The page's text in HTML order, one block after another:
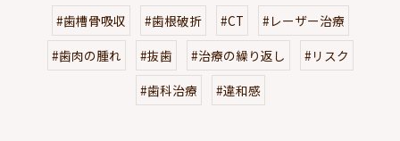
#歯槽骨吸収 #歯根破折 #CT
#レーザー治療
#歯肉の腫れ
#抜歯 #治療の繰り返し
#リスク
#歯科治療
#違和感